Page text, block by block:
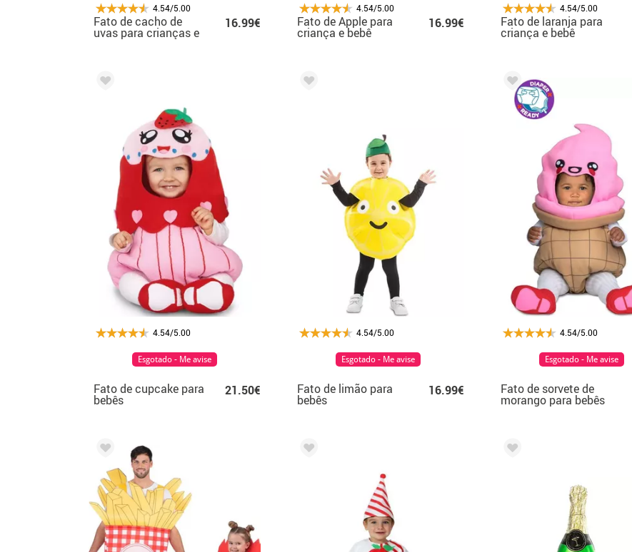
4.54/5.00
Fato de cacho de
uvas para crianças e
bebés
16.99€
4.54/5.00
Fato de Apple para
criança e bebê
16.99€
4.54/5.00
Fato de laranja para
criança e bebê
4.54/5.00
Fato de cupcake para
bebês
21.50€
Esgotado - Me avise
4.54/5.00
Fato de limão para
bebês
16.99€
Esgotado - Me avise
4.54/5.00
Fato de sorvete de
morango para bebês
Esgotado - Me avise